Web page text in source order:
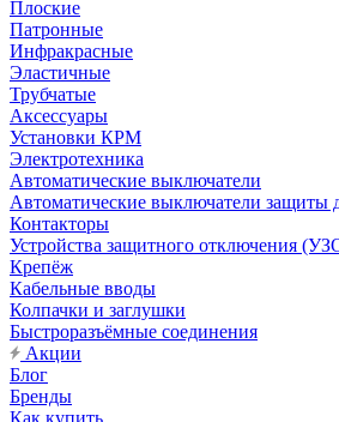
Плоские
Патронные
Инфракрасные
Эластичные
Трубчатые
Аксессуары
Установки КРМ
Электротехника
Автоматические выключатели
Автоматические выключатели защиты
Контакторы
Устройства защитного отключения
Крепёж
Кабельные вводы
Колпачки и заглушки
Быстроразъёмные соединения
Акции
Блог
Бренды
Как купить